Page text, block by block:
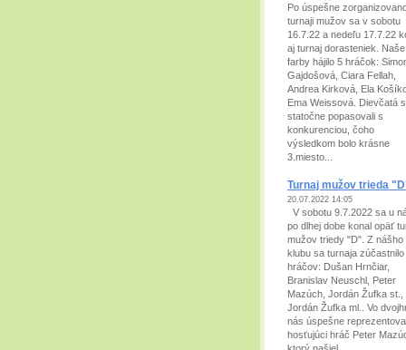
Po úspešne
turnaji mužov sa v sobotu
16.7.22 a nedeľu 17.7.22
aj turnaj dorasteniek. Naše
farby hájilo 5 hráčok:
Gajdošová, Ciara Fellah,
Andrea Kirková, Ela
Ema Weissová. Dievčatá
statočne popasovali s
konkurenciou, čoho
výsledkom bolo krásne
3.miesto...
Turnaj mužov trieda
20.07.2022 14:05
V sobotu 9.7.2022 sa u
po dlhej dobe konal opäť
mužov triedy "D". Z nášho
klubu sa turnaja zúčastnilo
hráčov: Dušan Hrnčiar,
Branislav Neuschl, Peter
Mazúch, Jordán Žufka st.,
Jordán Žufka ml.. Vo
nás úspešne
hosťujúci hráč Peter